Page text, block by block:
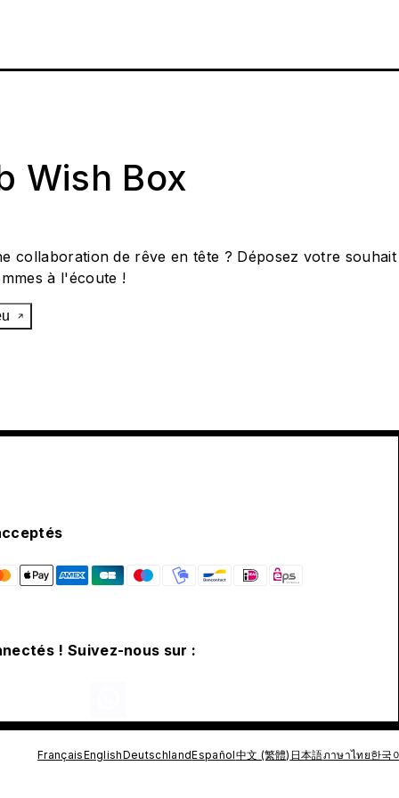
Wish Box
collaboration de rêve en tête ? Déposez votre souhait
à l'écoute !
! Suivez-nous sur :
FrançaisEnglishDeutschlandEspañol中文 (繁體) 日本語ภาษาไทย한국